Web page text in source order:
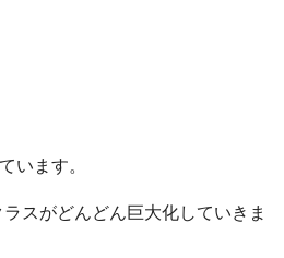
います。
スがどんどん巨大化していきま